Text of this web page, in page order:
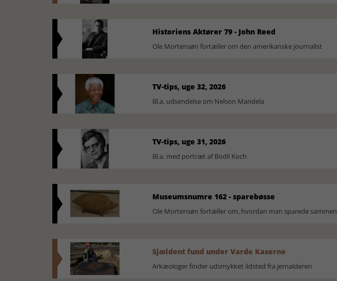
Historiens Aktører 79 - John Reed
Ole Mortensøn fortæller om den amerikanske journalist
TV-tips, uge 32, 2026
Bl.a. udsendelse om Nelson Mandela
TV-tips, uge 31, 2026
Bl.a. med portræt af Bodil Koch
Museumsnumre 162 - sparebøsse
Ole Mortensøn fortæller om, hvordan man sparede sammen
Sjældent fund under Varde Kaserne
Arkæologer finder udsmykket ildsted fra jernalderen